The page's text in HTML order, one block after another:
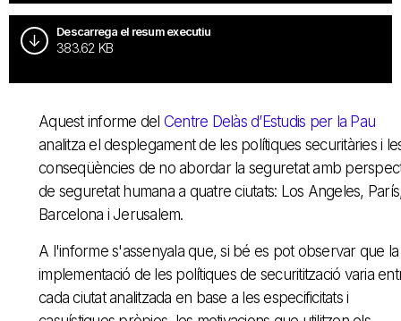
Descarrega el resum executiu
383.62 KB
Aquest informe del Centre Delàs d’Estudis per la Pau
analitza el desplegament de les polítiques securitàries i
conseqüències de no abordar la seguretat amb
de seguretat humana a quatre ciutats: Los Angeles,
Barcelona i Jerusalem.
A l'informe s'assenyala que, si bé es pot observar que la
implementació de les polítiques de securitització varia
cada ciutat analitzada en base a les especificitats i